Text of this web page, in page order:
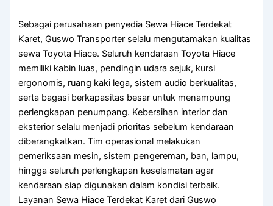
Sebagai perusahaan penyedia Sewa Hiace Terdekat
Karet, Guswo Transporter selalu mengutamakan kualitas
sewa Toyota Hiace. Seluruh kendaraan Toyota Hiace
memiliki kabin luas, pendingin udara sejuk, kursi
ergonomis, ruang kaki lega, sistem audio berkualitas,
serta bagasi berkapasitas besar untuk menampung
perlengkapan penumpang. Kebersihan interior dan
eksterior selalu menjadi prioritas sebelum kendaraan
diberangkatkan. Tim operasional melakukan
pemeriksaan mesin, sistem pengereman, ban, lampu,
hingga seluruh perlengkapan keselamatan agar
kendaraan siap digunakan dalam kondisi terbaik.
Layanan Sewa Hiace Terdekat Karet dari Guswo